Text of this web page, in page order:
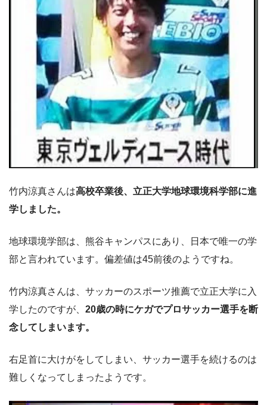
竹内涼真さんは高校卒業後、立正大学地球環境科学部に進
学しました。
地球環境学部は、熊谷キャンパスにあり、日本で唯一の学
部と言われています。偏差値は45前後のようですね。
竹内涼真さんは、サッカーのスポーツ推薦で立正大学に入
学したのですが、 20歳の時にケガでプロサッカー選手を断
念してしまいます。
右足首に大けがをしてしまい、サッカー選手を続けるのは
難しくなってしまったようです。